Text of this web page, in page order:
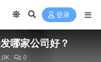
登录
哪家公司好？
0